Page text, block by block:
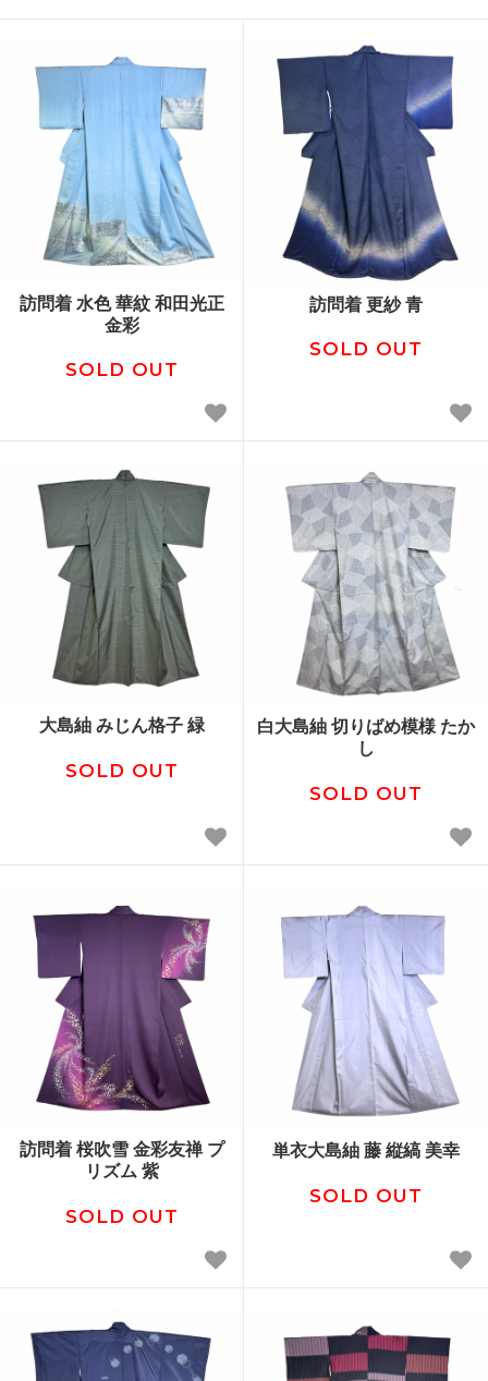
訪問着 水色 華紋 和田光正
金彩
SOLD OUT
訪問着 更紗 青
SOLD OUT
大島紬 みじん格子 緑
SOLD OUT
白大島紬 切りばめ模様 たか
し
SOLD OUT
訪問着 桜吹雪 金彩友禅 プ
リズム 紫
SOLD OUT
単衣大島紬 藤 縦縞 美幸
SOLD OUT